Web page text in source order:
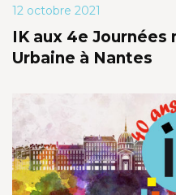
12 octobre 2021
IK aux 4e Journées
Urbaine à Nantes